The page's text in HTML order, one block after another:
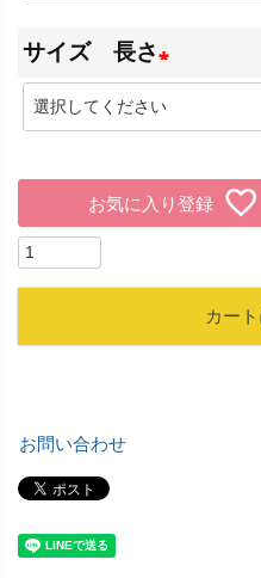
須
)
サイズ 長さ
(
須
)
お気に入り登録
カー
お問い合わせ